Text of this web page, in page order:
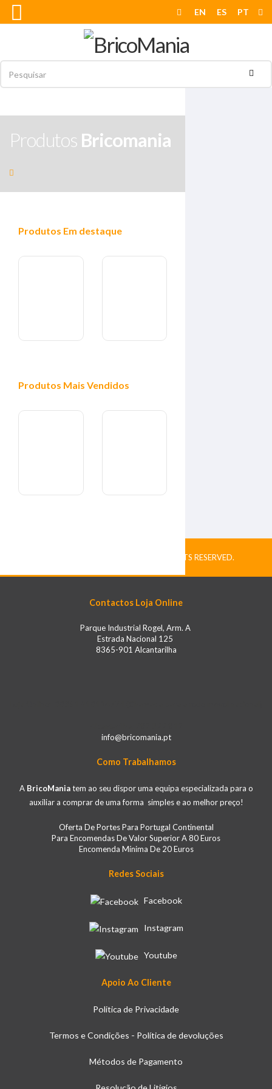
EN ES PT
Produtos Bricomania
Produtos Em destaque
Produtos Mais Vendidos
COPYRIGHT © BRICOMANIA. ALL RIGHTS RESERVED.
Contactos Loja Online
Parque Industrial Rogel, Arm. A
Estrada Nacional 125
8365-901 Alcantarilha
info@bricomania.pt
Como Trabalhamos
A BricoManiatem ao seu dispor uma equipa especializada para o
auxiliar a comprar de uma forma simples e ao melhor preço!
Oferta De Portes Para Portugal Continental
Para Encomendas De Valor Superior A 80 Euros
Encomenda Mínima De 20 Euros
Redes Sociais
Facebook
Instagram
Youtube
Apoio Ao Cliente
Politica de Privacidade
Termos e Condições - Política de devoluções
Métodos de Pagamento